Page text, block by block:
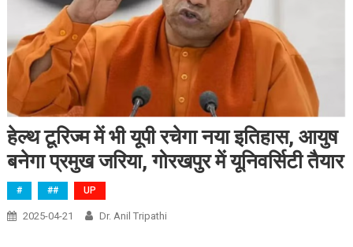
हेल्थ टूरिज्म में भी यूपी रचेगा नया इतिहास, आयुष
बनेगा प्रमुख जरिया, गोरखपुर में यूनिवर्सिटी तैयार
# ## UP
2025-04-21 Dr. Anil Tripathi